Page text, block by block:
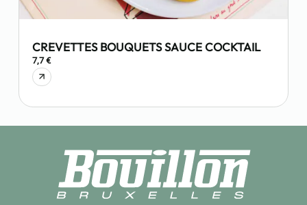
CREVETTES BOUQUETS SAUCE COCKTAIL
7,7 €